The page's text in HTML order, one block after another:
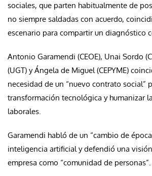
sociales, que parten habitualmente de
no siempre saldadas con acuerdo,
escenario para compartir un diagnóstico
Antonio Garamendi (CEOE), Unai Sordo
(UGT) y Ángela de Miguel (CEPYME)
necesidad de un “nuevo contrato social”
transformación tecnológica y humanizar
laborales.
Garamendi habló de un “cambio de
inteligencia artificial y defendió una
empresa como “comunidad de personas”.